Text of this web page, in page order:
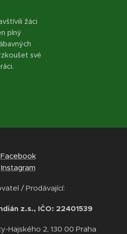
žáci
plný
své
Facebook
Instagram
/ Prodávající:
z.s., IČO: 22401539
Hajského 2, 130 00 Praha